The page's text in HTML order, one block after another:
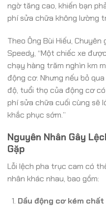
ngờ tăng cao, khiến bạn
phí sửa chữa không lường
Theo Ông Bùi Hiếu,
Speedy, “Một chiếc xe
chạy hàng trăm nghìn km
động cơ. Nhưng nếu bỏ
độ, tuổi thọ của động cơ
phí sửa chữa cuối cùng sẽ
khắc phục sớm.”
Nguyên Nhân Gây
Gặp
Lỗi lệch pha trục cam có
nhân khác nhau, bao gồm:
Dầu động cơ kém